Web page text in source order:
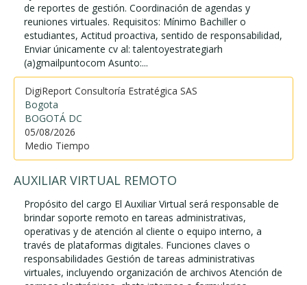
de reportes de gestión. Coordinación de agendas y
reuniones virtuales. Requisitos: Mínimo Bachiller o
estudiantes, Actitud proactiva, sentido de responsabilidad,
Enviar únicamente cv al: talentoyestrategiarh
(a)gmailpuntocom Asunto:...
DigiReport Consultoría Estratégica SAS
Bogota
BOGOTÁ DC
05/08/2026
Medio Tiempo
AUXILIAR VIRTUAL REMOTO
Propósito del cargo El Auxiliar Virtual será responsable de
brindar soporte remoto en tareas administrativas,
operativas y de atención al cliente o equipo interno, a
través de plataformas digitales. Funciones claves o
responsabilidades Gestión de tareas administrativas
virtuales, incluyendo organización de archivos Atención de